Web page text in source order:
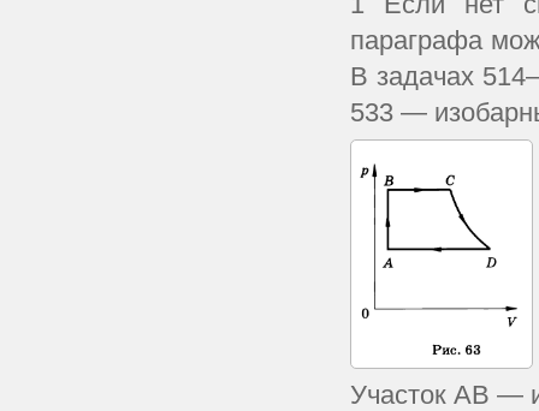
параграфа
В задачах
533 —
Участок АВ —